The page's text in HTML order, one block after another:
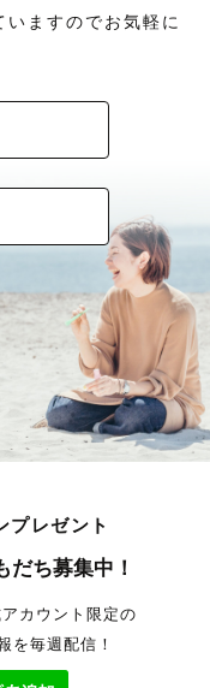
ますのでお気軽に
プレゼント
だち募集中！
カウント限定の
を毎週配信！